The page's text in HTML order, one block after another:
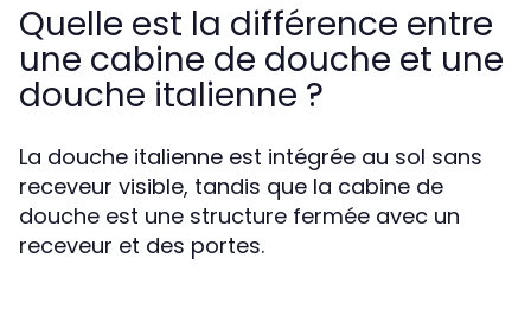
Quelle est la différence entre
une cabine de douche et une
douche italienne ?
La douche italienne est intégrée au sol sans
receveur visible, tandis que la cabine de
douche est une structure fermée avec un
receveur et des portes.